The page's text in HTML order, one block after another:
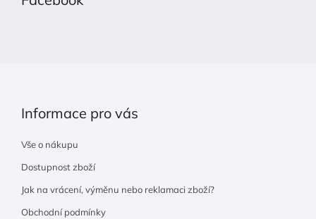
Informace pro vás
Vše o nákupu
Dostupnost zboží
Jak na vrácení, výměnu nebo reklamaci zboží?
Obchodní podmínky